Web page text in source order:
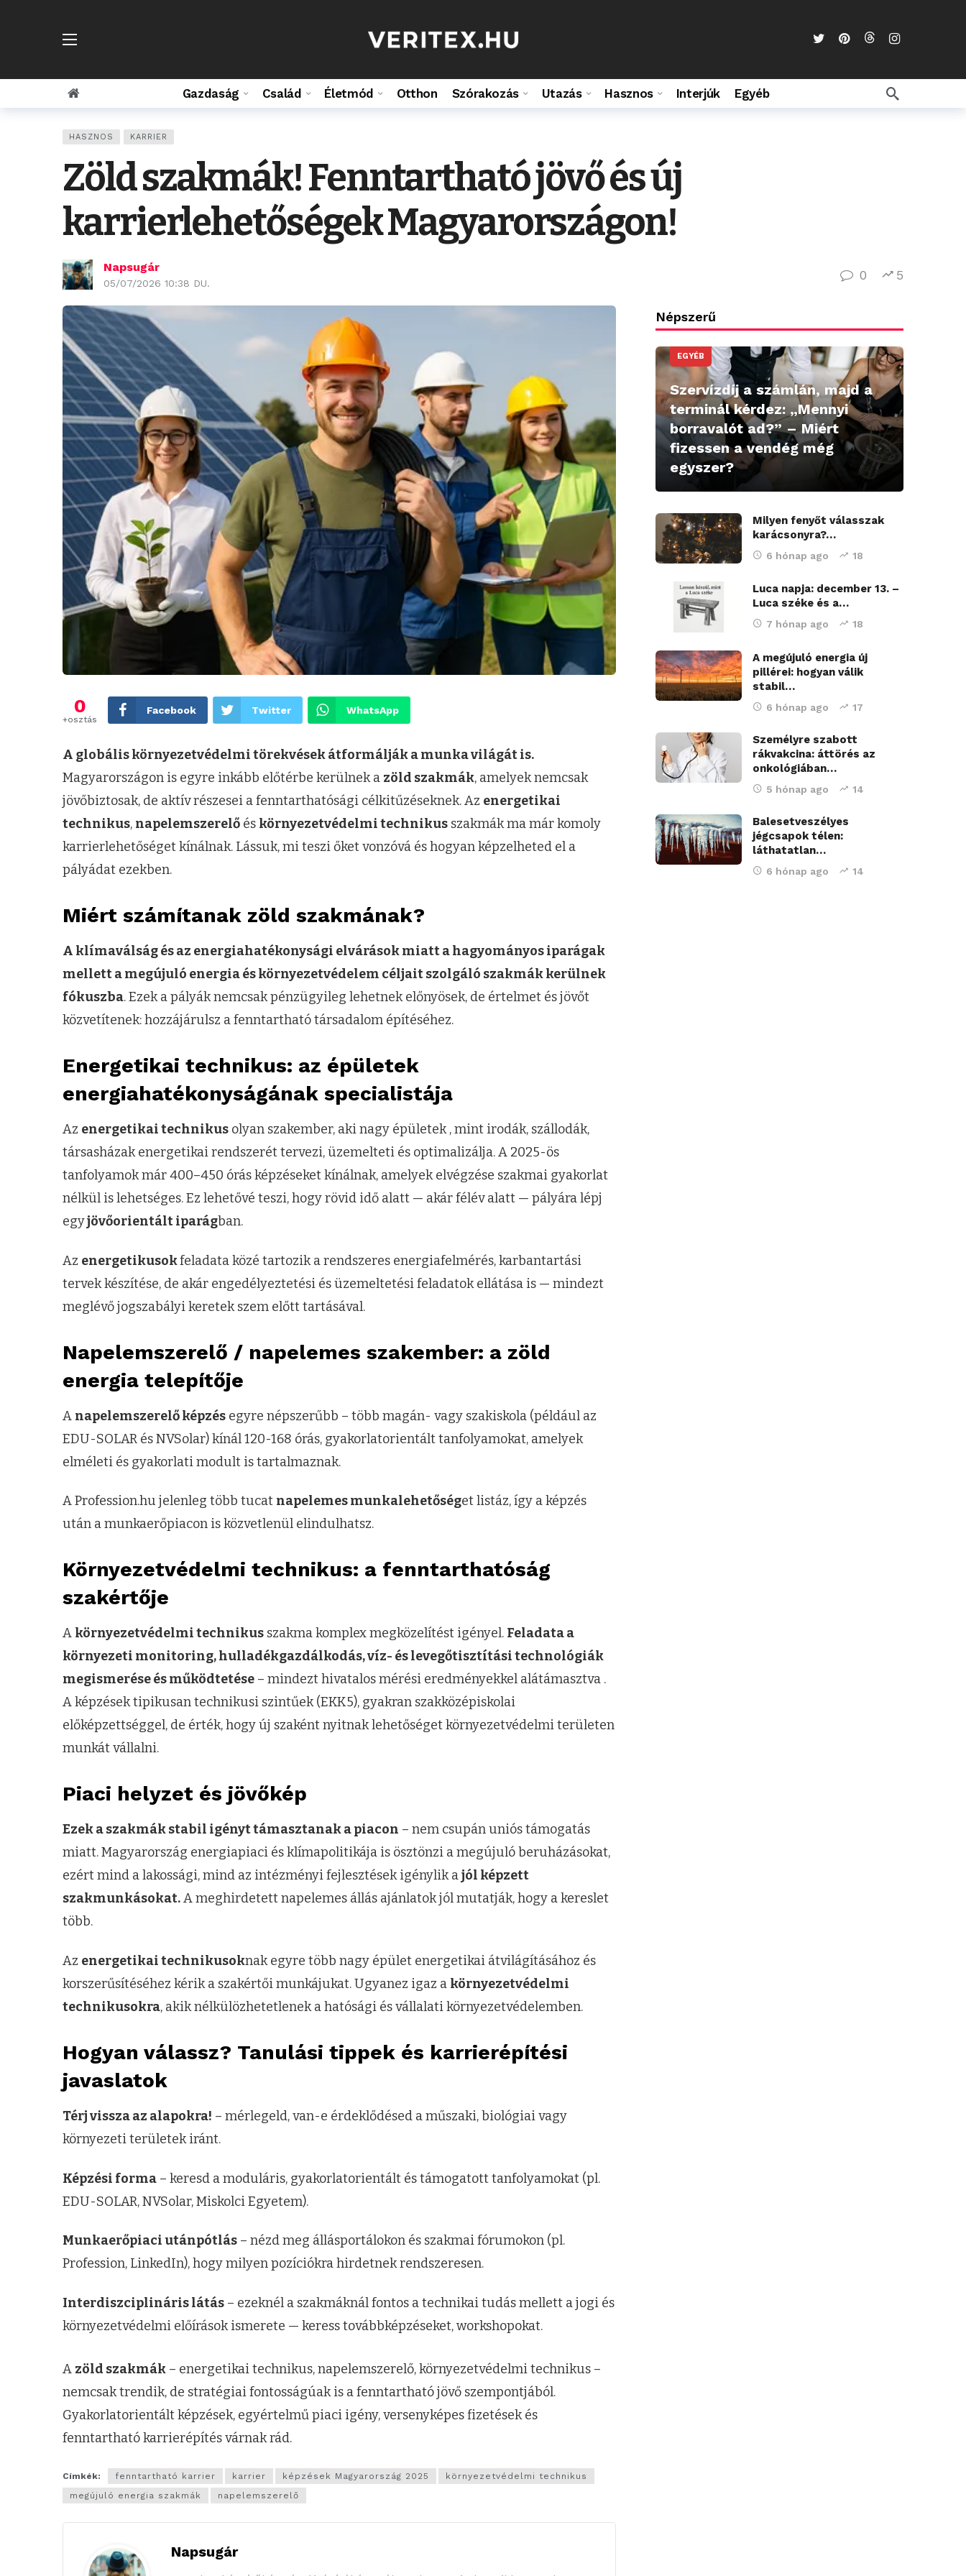
Gazdaság Család Életmód Otthon Szórakozás Utazás Hasznos Interjúk Egyéb
HASZNOS KARRIER
Zöld szakmák! Fenntartható jövő és új
karrierlehetőségek Magyarországon!
Napsugár
05/07/2026 10:38 DU.
0 5
0
+osztás
Facebook Twitter WhatsApp
A globális környezetvédelmi törekvések átformálják a munka világát is.
Magyarországon is egyre inkább előtérbe kerülnek a zöld szakmák, amelyek nemcsak
jövőbiztosak, de aktív részesei a fenntarthatósági célkitűzéseknek. Az energetikai
technikus, napelemszerelő és környezetvédelmi technikus szakmák ma már komoly
karrierlehetőséget kínálnak. Lássuk, mi teszi őket vonzóvá és hogyan képzelheted el a
pályádat ezekben.
Miért számítanak zöld szakmának?
A klímaválság és az energiahatékonysági elvárások miatt a hagyományos iparágak
mellett a megújuló energia és környezetvédelem céljait szolgáló szakmák kerülnek
fókuszba. Ezek a pályák nemcsak pénzügyileg lehetnek előnyösek, de értelmet és jövőt
közvetítenek: hozzájárulsz a fenntartható társadalom építéséhez.
Energetikai technikus: az épületek
energiahatékonyságának specialistája
Az energetikai technikus olyan szakember, aki nagy épületek , mint irodák, szállodák,
társasházak energetikai rendszerét tervezi, üzemelteti és optimalizálja. A 2025-ös
tanfolyamok már 400–450 órás képzéseket kínálnak, amelyek elvégzése szakmai gyakorlat
nélkül is lehetséges. Ez lehetővé teszi, hogy rövid idő alatt — akár félév alatt — pályára lépj
egyjövőorientált iparágban.
Az energetikusokfeladata közé tartozik a rendszeres energiafelmérés, karbantartási
tervek készítése, de akár engedélyeztetési és üzemeltetési feladatok ellátása is — mindezt
meglévő jogszabályi keretek szem előtt tartásával.
Napelemszerelő / napelemes szakember: a zöld
energia telepítője
A napelemszerelő képzés egyre népszerűbb – több magán- vagy szakiskola (például az
EDU-SOLAR és NVSolar) kínál 120-168 órás, gyakorlatorientált tanfolyamokat, amelyek
elméleti és gyakorlati modult is tartalmaznak.
A Profession.hu jelenleg több tucat napelemes munkalehetőséget listáz, így a képzés
után a munkaerőpiacon is közvetlenül elindulhatsz.
Környezetvédelmi technikus: a fenntarthatóság
szakértője
A környezetvédelmi technikus szakma komplex megközelítést igényel. Feladata a
környezeti monitoring, hulladékgazdálkodás, víz- és levegőtisztítási technológiák
megismerése és működtetése – mindezt hivatalos mérési eredményekkel alátámasztva .
A képzések tipikusan technikusi szintűek (EKK5), gyakran szakközépiskolai
előképzettséggel, de érték, hogy új szaként nyitnak lehetőséget környezetvédelmi területen
munkát vállalni.
Piaci helyzet és jövőkép
Ezek a szakmák stabil igényt támasztanak a piacon – nem csupán uniós támogatás
miatt. Magyarország energiapiaci és klímapolitikája is ösztönzi a megújuló beruházásokat,
ezért mind a lakossági, mind az intézményi fejlesztések igénylik ajól képzett
szakmunkásokat.A meghirdetett napelemes állás ajánlatok jól mutatják, hogy a kereslet
több.
Az energetikai technikusoknak egyre több nagy épület energetikai átvilágításához és
korszerűsítéséhez kérik a szakértői munkájukat. Ugyanez igaz a környezetvédelmi
technikusokra, akik nélkülözhetetlenek a hatósági és vállalati környezetvédelemben.
Hogyan válassz? Tanulási tippek és karrierépítési
javaslatok
Térj vissza az alapokra! – mérlegeld, van-e érdeklődésed a műszaki, biológiai vagy
környezeti területek iránt.
Képzési forma – keresd a moduláris, gyakorlatorientált és támogatott tanfolyamokat (pl.
EDU-SOLAR, NVSolar, Miskolci Egyetem).
Munkaerőpiaci utánpótlás – nézd meg állásportálokon és szakmai fórumokon (pl.
Profession, LinkedIn), hogy milyen pozíciókra hirdetnek rendszeresen.
Interdiszciplináris látás – ezeknél a szakmáknál fontos a technikai tudás mellett a jogi és
környezetvédelmi előírások ismerete — keress továbbképzéseket, workshopokat.
A zöld szakmák – energetikai technikus, napelemszerelő, környezetvédelmi technikus –
nemcsak trendik, de stratégiai fontosságúak is a fenntartható jövő szempontjából.
Gyakorlatorientált képzések, egyértelmű piaci igény, versenyképes fizetések és
fenntartható karrierépítés várnak rád.
Címkék: fenntartható karrier karrier képzések Magyarország 2025
környezetvédelmi technikus
megújuló energia szakmák
napelemszerelő
Napsugár
Népszerű
EGYÉB
Szervízdíj a számlán, majd a
terminál kérdez: „Mennyi
borravalót ad?” – Miért
fizessen a vendég még
egyszer?
Milyen fenyőt válasszak
karácsonyra?…
6 hónap ago 18
Luca napja: december 13. –
Luca széke és a…
7 hónap ago 18
A megújuló energia új
pillérei: hogyan válik
stabil…
6 hónap ago 17
Személyre szabott
rákvakcina: áttörés az
onkológiában…
5 hónap ago 14
Balesetveszélyes
jégcsapok télen:
láthatatlan…
6 hónap ago 14